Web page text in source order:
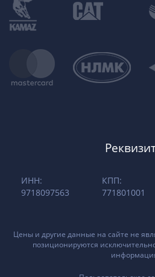
ИНН:
9718097563
КПП:
771801001
Цены и другие данные на сайте не
позиционируются